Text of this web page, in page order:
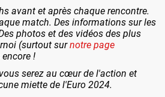
avant et après chaque rencontre.
match. Des informations sur les
photos et des vidéos des plus
(surtout surnotre page
!
serez au cœur de l'action et
miette de l'Euro 2024.